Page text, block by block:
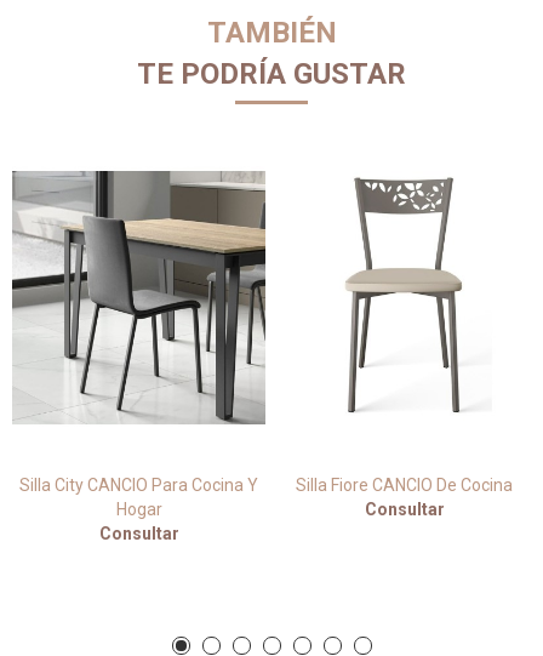
TAMBIÉN
TE PODRÍA GUSTAR
Silla City CANCIO Para Cocina Y
Hogar
Consultar
Silla Fiore CANCIO De Cocina
Consultar